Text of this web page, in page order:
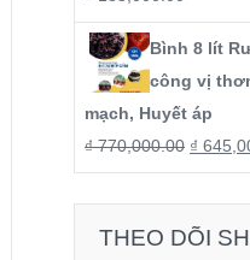
Bình 8 lít
công vị
mạch, Huyết áp
₫770,000.00 ₫
THEO DÕI